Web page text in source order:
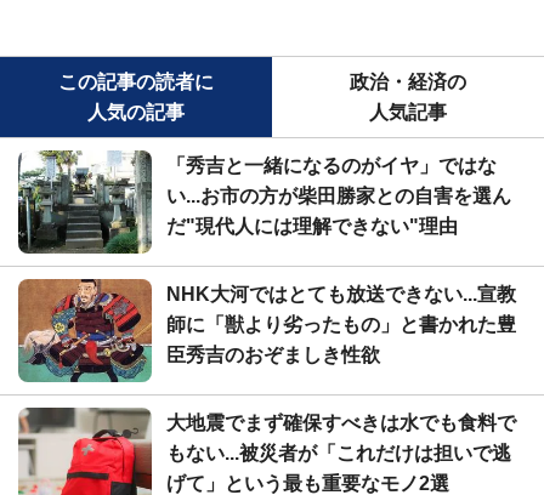
この記事の読者に
人気の記事
政治・経済の
人気記事
「秀吉と一緒になるのがイヤ」ではな
い...お市の方が柴田勝家との自害を選ん
だ"現代人には理解できない"理由
NHK大河ではとても放送できない...宣教
師に「獣より劣ったもの」と書かれた豊
臣秀吉のおぞましき性欲
大地震でまず確保すべきは水でも食料で
もない...被災者が「これだけは担いで逃
げて」という最も重要なモノ2選